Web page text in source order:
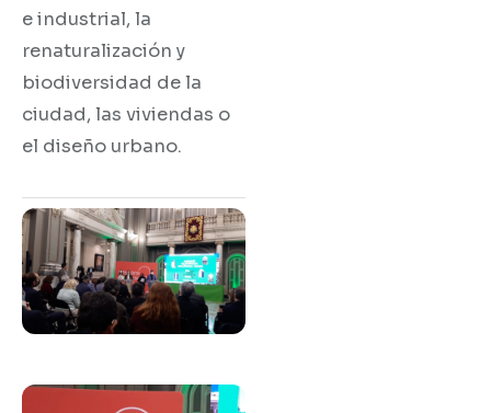
e industrial, la
renaturalización y
biodiversidad de la
ciudad, las viviendas o
el diseño urbano.